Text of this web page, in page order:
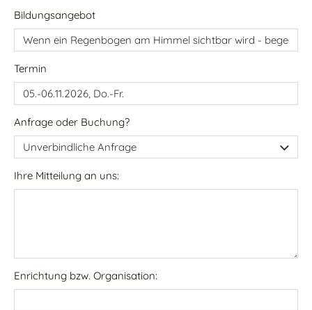
Bildungsangebot
Termin
Anfrage oder Buchung?
Ihre Mitteilung an uns:
Enrichtung bzw. Organisation: